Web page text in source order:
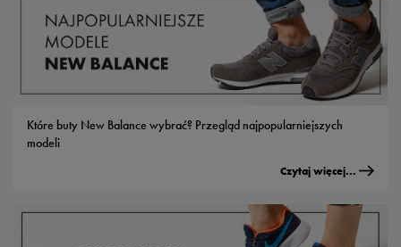
Które buty New Balance wybrać? Przegląd najpopularniejszych
modeli
Czytaj więcej...